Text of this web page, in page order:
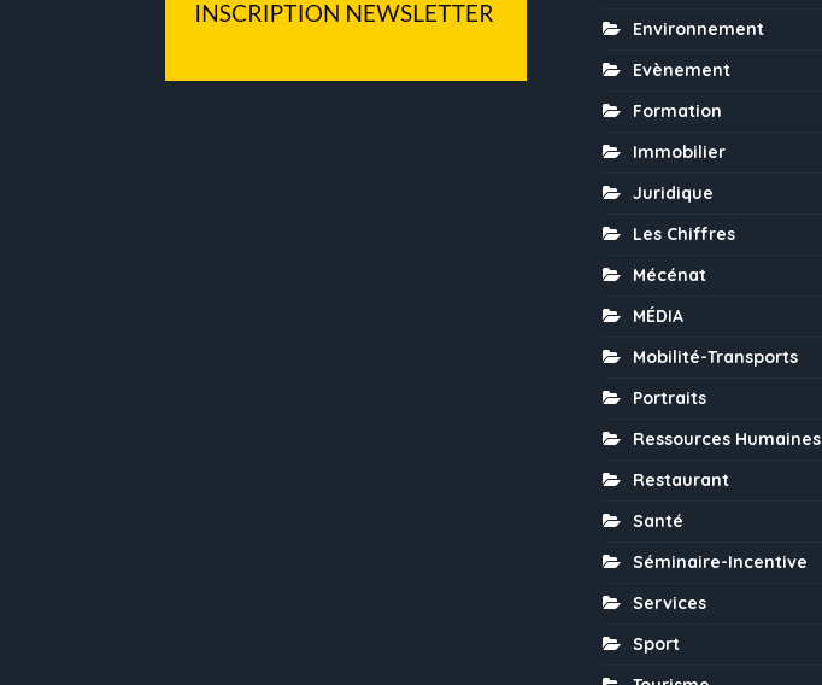
Environnement
Evènement
Formation
Immobilier
Juridique
Les Chiffres
Mécénat
MÉDIA
Mobilité-Transports
Portraits
Ressources Humaines
Restaurant
Santé
Séminaire-Incentive
Services
Sport